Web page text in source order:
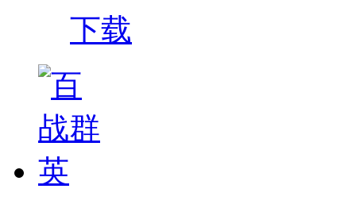
下载